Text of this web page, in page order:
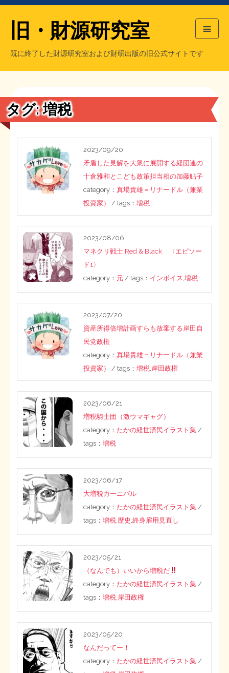
【国の、本当の】財源チラシ／旧・財源研究室
シン財源はあなたです／合同誌／旧・サブカル分室
日本経済を解説するヤンキー／MIHANAマンガ／旧・財研出版
もっと知りたい方へ
マネクリ戦士 RED & BLACK
MMTの学習資料
STOPインボイス作品集
たかの経世済民イラスト集
用語集
旧・財源研究室
既に終了した財源研究室および財研出版の旧公式サイトです
旧・財源研究室について
チラシ発行部数
旧・財研出版について
タグ:増税
2023/09/20
矛盾した見解を大衆に展開する経団連の
十倉雅和とこども政策担当相の加藤鮎子
category：真場貴雄＝リナードル（兼業
投資家）
/ tags：増税
2023/08/06
マネクリ戦士 Red & Black 〈エピソー
ド1〉
category： 元 / tags： インボイス,増税
2023/07/20
資産所得倍増計画すらも放棄する岸田自
民党政権
category：真場貴雄＝リナードル（兼業
投資家）
/ tags：増税,岸田政権
2023/06/21
増税騎士団（激ウマギャグ）
category： たかの経世済民イラスト集 /
tags：増税
2023/06/17
大増税カーニバル
category： たかの経世済民イラスト集 /
tags：増税,歴史 ,終身雇用見直し
2023/05/21
（なんでも）いいから増税だ
category： たかの経世済民イラスト集 /
tags：増税,岸田政権
2023/05/20
なんだってー！
category： たかの経世済民イラスト集 /